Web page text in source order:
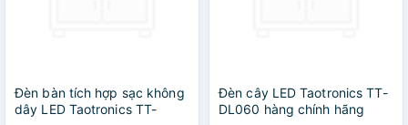
Đèn bàn tích hợp sạc không
dây LED Taotronics TT-
Đèn cây LED Taotronics TT-
DL060 hàng chính hãng